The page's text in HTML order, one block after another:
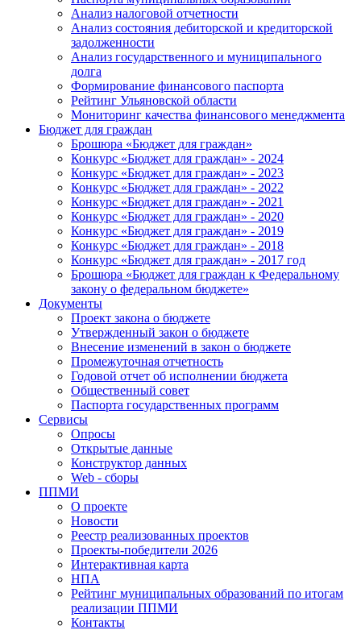
Анализ налоговой отчетности
Анализ состояния дебиторской и кредиторской
задолженности
Анализ государственного и муниципального
долга
Формирование финансового паспорта
Рейтинг Ульяновской области
Мониторинг качества финансового менеджмента
Бюджет для граждан
Брошюра «Бюджет для граждан»
Конкурс «Бюджет для граждан» - 2024
Конкурс «Бюджет для граждан» - 2023
Конкурс «Бюджет для граждан» - 2022
Конкурс «Бюджет для граждан» - 2021
Конкурс «Бюджет для граждан» - 2020
Конкурс «Бюджет для граждан» - 2019
Конкурс «Бюджет для граждан» - 2018
Конкурс «Бюджет для граждан» - 2017 год
Брошюра «Бюджет для граждан к Федеральному
закону о федеральном бюджете»
Документы
Проект закона о бюджете
Утвержденный закон о бюджете
Внесение изменений в закон о бюджете
Промежуточная отчетность
Годовой отчет об исполнении бюджета
Общественный совет
Паспорта государственных программ
Сервисы
Опросы
Открытые данные
Конструктор данных
Web - сборы
ППМИ
О проекте
Новости
Реестр реализованных проектов
Проекты-победители 2026
Интерактивная карта
НПА
Рейтинг муниципальных образований по итогам
реализации ППМИ
Контакты